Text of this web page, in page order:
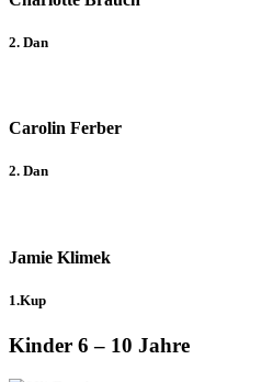
2. Dan
Carolin Ferber
2. Dan
Jamie Klimek
1.Kup
Kinder 6 – 10 Jahre